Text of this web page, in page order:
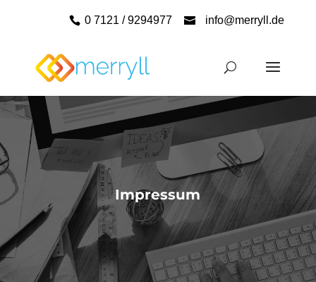
0 7121 / 9294977 info@merryll.de
Impressum